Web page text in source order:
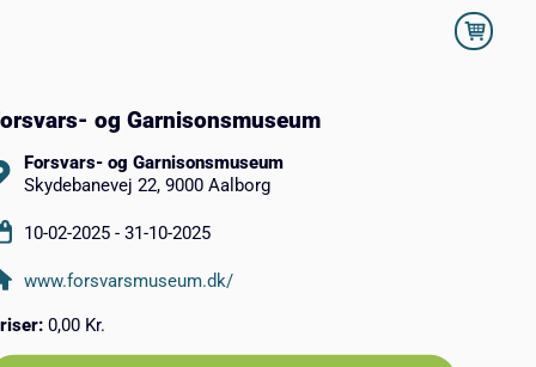
og Garnisonsmuseum
Forsvars- og Garnisonsmuseum
Skydebanevej 22, 9000 Aalborg
10-02-2025 - 31-10-2025
www.forsvarsmuseum.dk/
0,00 Kr.